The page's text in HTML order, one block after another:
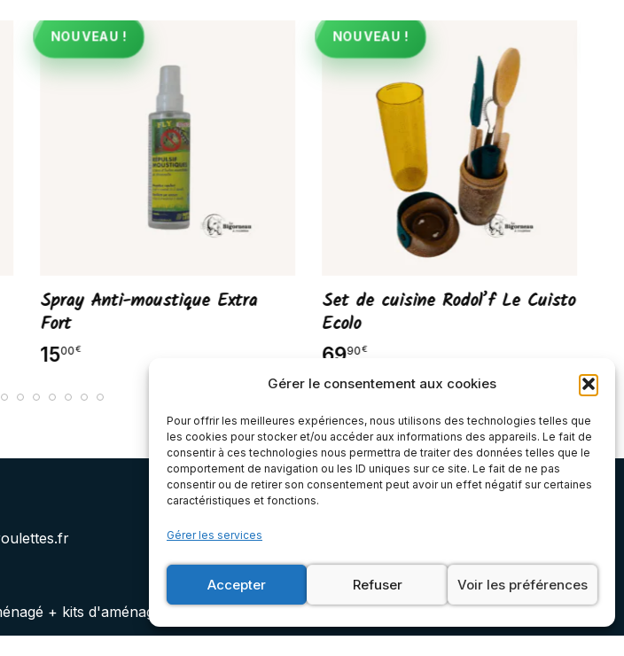
Gérer le consentement aux cookies
Pour offrir les meilleures expériences, nous utilisons des technologies telles que
les cookies pour stocker et/ou accéder aux informations des appareils. Le fait de
consentir à ces technologies nous permettra de traiter des données telles que le
comportement de navigation ou les ID uniques sur ce site. Le fait de ne pas
consentir ou de retirer son consentement peut avoir un effet négatif sur certaines
caractéristiques et fonctions.
Gérer les services
Accepter Refuser Voir les préférences
NOUVEAU !
Spray Anti-moustique Extra
Fort
1500€
NOUVEAU !
Set de cuisine Rodol’f Le Cuisto
Ecolo
6990€
Atelier & Boutique
6E, Zone Artisanale de Bel Orme, 22970 Ploumagoar,
Côtes-d'Armor (Bretagne)
+ kits d'aménagement